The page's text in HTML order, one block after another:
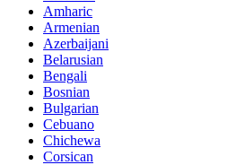
Amharic
Armenian
Azerbaijani
Belarusian
Bengali
Bosnian
Bulgarian
Cebuano
Chichewa
Corsican